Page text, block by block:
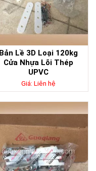
Bản Lề 3D Loại 120kg
Cửa Nhựa Lõi Thép
UPVC
Giá: Liên hệ